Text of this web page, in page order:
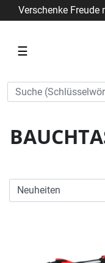
Verschenke Freude
☰